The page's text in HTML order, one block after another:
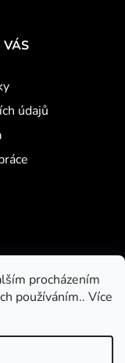
procházením
používáním.. Více
VÁS
údajů